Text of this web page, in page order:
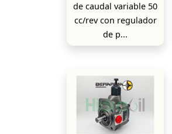
de caudal variable 50
cc/rev con regulador
de p...